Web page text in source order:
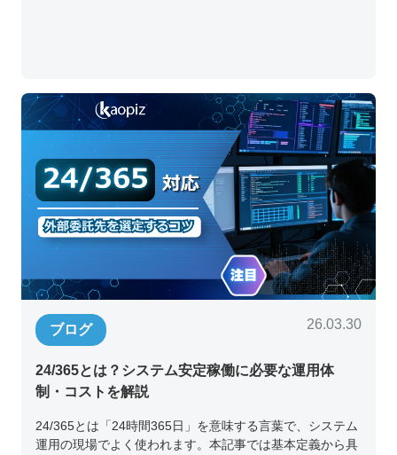
ブログ 26.03.30
24/365とは？システム安定稼働に必要な運用体
制・コストを解説
24/365とは「24時間365日」を意味する言葉で、システム
運用の現場でよく使われます。本記事では基本定義から具